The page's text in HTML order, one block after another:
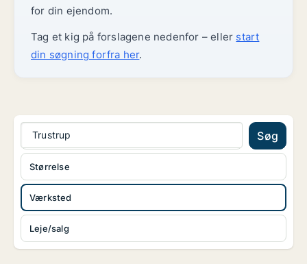
for din ejendom.
Tag et kig på forslagene nedenfor – eller start
din søgning forfra her.
Trustrup Søg
Værksted
Leje/salg
Størrelse